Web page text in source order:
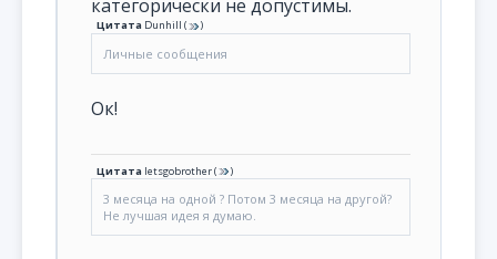
категорически не допустимы.
Цитата Dunhill ( )
Личные сообщения
Ок!
Цитата letsgobrother( )
3 месяца на одной ? Потом 3 месяца на другой?
Не лучшая идея я думаю.